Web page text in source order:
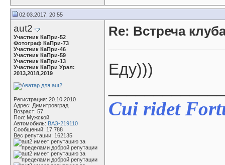
02.03.2017, 20:55
aut2
Участник КаПри-52
Фотограф КаПри-73
Участник КаПри-46
Участник КаПри-59
Участник КаПри-13
Участник КаПри Урал:
2013,2018,2019
Регистрация: 20.10.2010
Адрес: Димитровград
Возраст: 57
Пол: Мужской
Автомобиль: ВАЗ-219110
Сообщений: 17,788
Вес репутации: 162135
Re: Встреча
Еду)))
Cui ridet